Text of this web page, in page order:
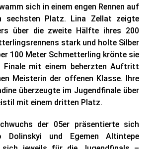
sich in einem engen Rennen auf
sechsten Platz. Lina Zellat zeigte
über die zweite Hälfte ihres 200
stark und holte Silber
100 Meter Schmetterling krönte sie
Finale mit einem beherzten Auftritt
Meisterin der offenen Klasse. Ihre
überzeugte im Jugendfinale über
mit einem dritten Platz.
der 05er präsentierte sich
Dolinskyi und Egemen Altintepe